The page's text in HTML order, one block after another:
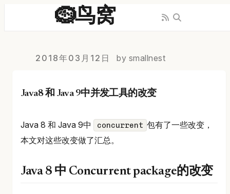
🪹鸟窝
2018年03月12日 by smallnest
Java8 和 Java 9中并发工具的改变
Java 8 和 Java 9中 concurrent 包有了一些改变，
本文对这些改变做了汇总。
Java 8 中 Concurrent package的改变